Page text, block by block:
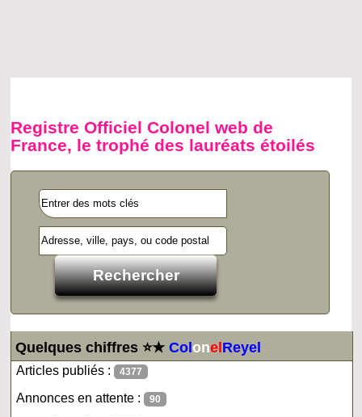
Registre Officiel Colonel web de
France, le trophé des lauréats étoilés
Quelques chiffres ⭐★ColonelReyel
Articles publiés : 4377
Annonces en attente : 90